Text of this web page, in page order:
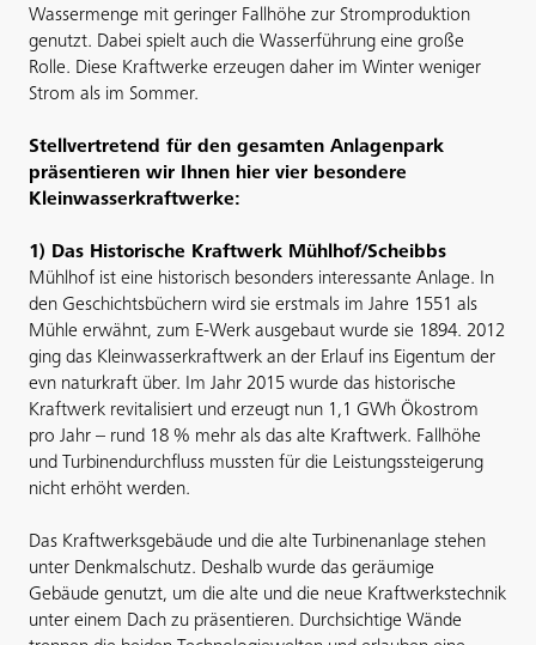
Wassermenge mit geringer Fallhöhe zur Stromproduktion
genutzt. Dabei spielt auch die Wasserführung eine große
Rolle. Diese Kraftwerke erzeugen daher im Winter weniger
Strom als im Sommer.
Stellvertretend für den gesamten Anlagenpark
präsentieren wir Ihnen hier vier besondere
Kleinwasserkraftwerke:
1) Das Historische Kraftwerk Mühlhof/Scheibbs
Mühlhof ist eine historisch besonders interessante Anlage. In
den Geschichtsbüchern wird sie erstmals im Jahre 1551 als
Mühle erwähnt, zum E-Werk ausgebaut wurde sie 1894. 2012
ging das Kleinwasserkraftwerk an der Erlauf ins Eigentum der
evn naturkraft über. Im Jahr 2015 wurde das historische
Kraftwerk revitalisiert und erzeugt nun 1,1 GWh Ökostrom
pro Jahr – rund 18 % mehr als das alte Kraftwerk. Fallhöhe
und Turbinendurchfluss mussten für die Leistungssteigerung
nicht erhöht werden.
Das Kraftwerksgebäude und die alte Turbinenanlage stehen
unter Denkmalschutz. Deshalb wurde das geräumige
Gebäude genutzt, um die alte und die neue Kraftwerkstechnik
unter einem Dach zu präsentieren. Durchsichtige Wände